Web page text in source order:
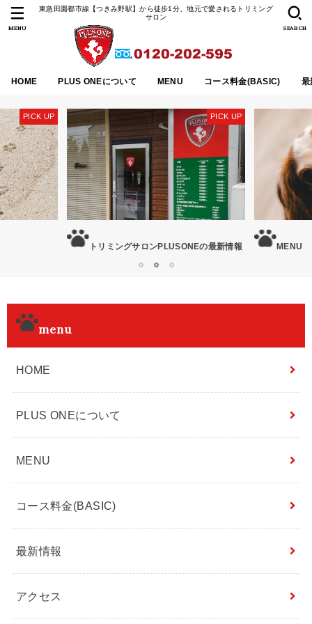
東急田園都市線【つきみ野駅】から徒歩1分、地元で愛されるトリミング
サロン
HOME PLUS ONEについて MENU コース料金(BASIC) 最
SEARCH
MENU
トリミングサロンPLUSONEの最新情報 MENU
menu
HOME
PLUS ONEについて
MENU
コース料金(BASIC)
最新情報
アクセス